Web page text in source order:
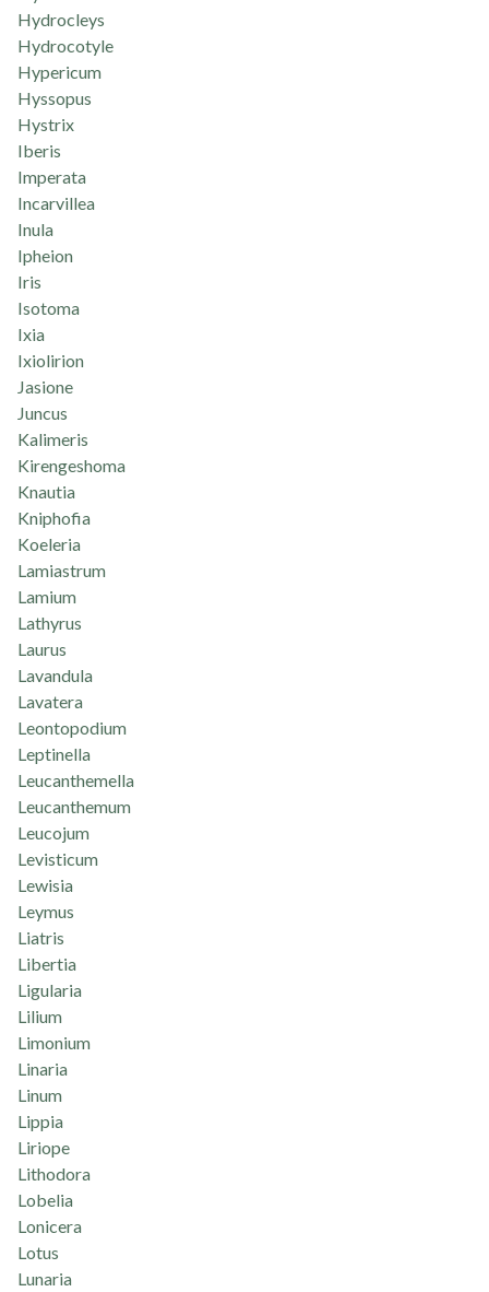
Hydrocleys
Hydrocotyle
Hypericum
Hyssopus
Hystrix
Iberis
Imperata
Incarvillea
Inula
Ipheion
Iris
Isotoma
Ixia
Ixiolirion
Jasione
Juncus
Kalimeris
Kirengeshoma
Knautia
Kniphofia
Koeleria
Lamiastrum
Lamium
Lathyrus
Laurus
Lavandula
Lavatera
Leontopodium
Leptinella
Leucanthemella
Leucanthemum
Leucojum
Levisticum
Lewisia
Leymus
Liatris
Libertia
Ligularia
Lilium
Limonium
Linaria
Linum
Lippia
Liriope
Lithodora
Lobelia
Lonicera
Lotus
Lunaria